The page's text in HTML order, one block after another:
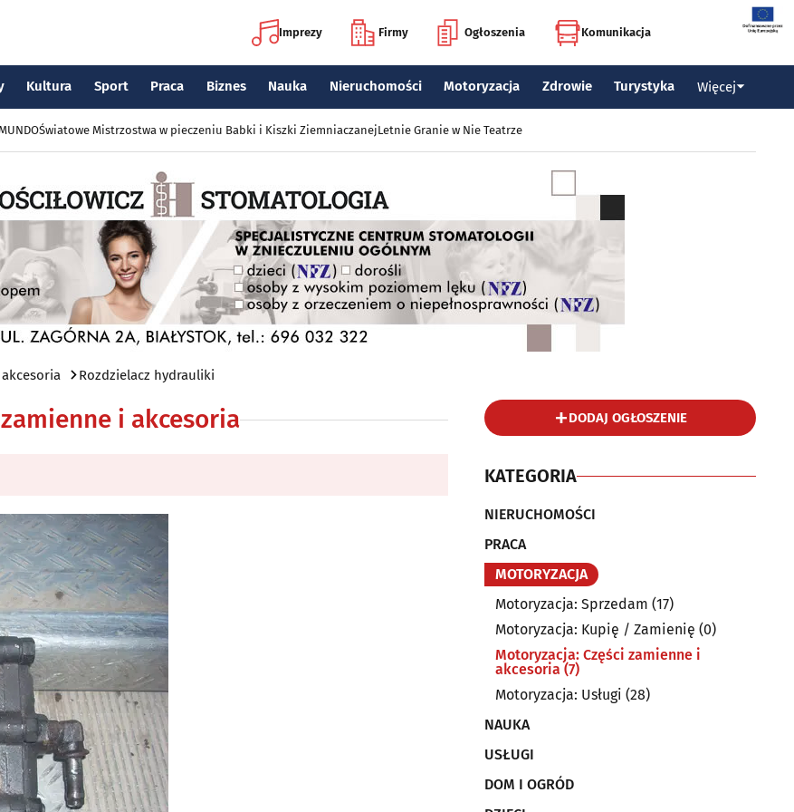
Imprezy Firmy Ogłoszenia Komunikacja
Kultura Sport Praca Biznes Nauka Nieruchomości Motoryzacja Zdrowie Turystyka Więcej
Światowe Mistrzostwa w pieczeniu Babki i Kiszki ZiemniaczanejLetnie Granie w Nie Teatrze
Rozdzielacz hydrauliki
i akcesoria DODAJ OGŁOSZENIE
KATEGORIA
NIERUCHOMOŚCI
PRACA
MOTORYZACJA
Motoryzacja: Sprzedam (17)
Motoryzacja: Kupię / Zamienię (0)
Motoryzacja: Części zamienne i
akcesoria (7)
Motoryzacja: Usługi (28)
NAUKA
USŁUGI
DOM I OGRÓD